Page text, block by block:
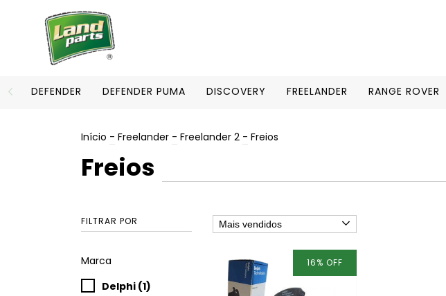
DEFENDER DEFENDER PUMA DISCOVERY FREELANDER RANGE ROVER
Início - Freelander - Freelander 2 - Freios
Freios
FILTRAR POR
Marca
Delphi (1)
16% OFF